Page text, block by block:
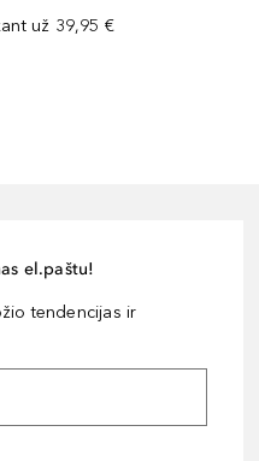
už 39,95 €
el.paštu!
tendencijas ir